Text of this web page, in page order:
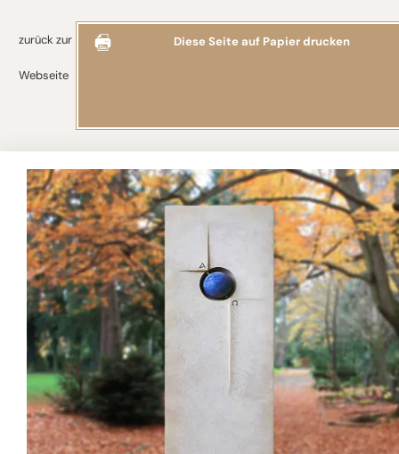
zurück zur
Webseite
Diese Seite auf Papier drucken